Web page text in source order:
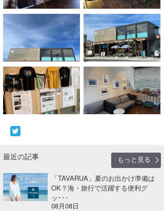
最近の記事
もっと見る
「TAVARUA」夏のお出かけ準備は
OK？海・旅行で活躍する便利グ
ッ･･･
08月08日